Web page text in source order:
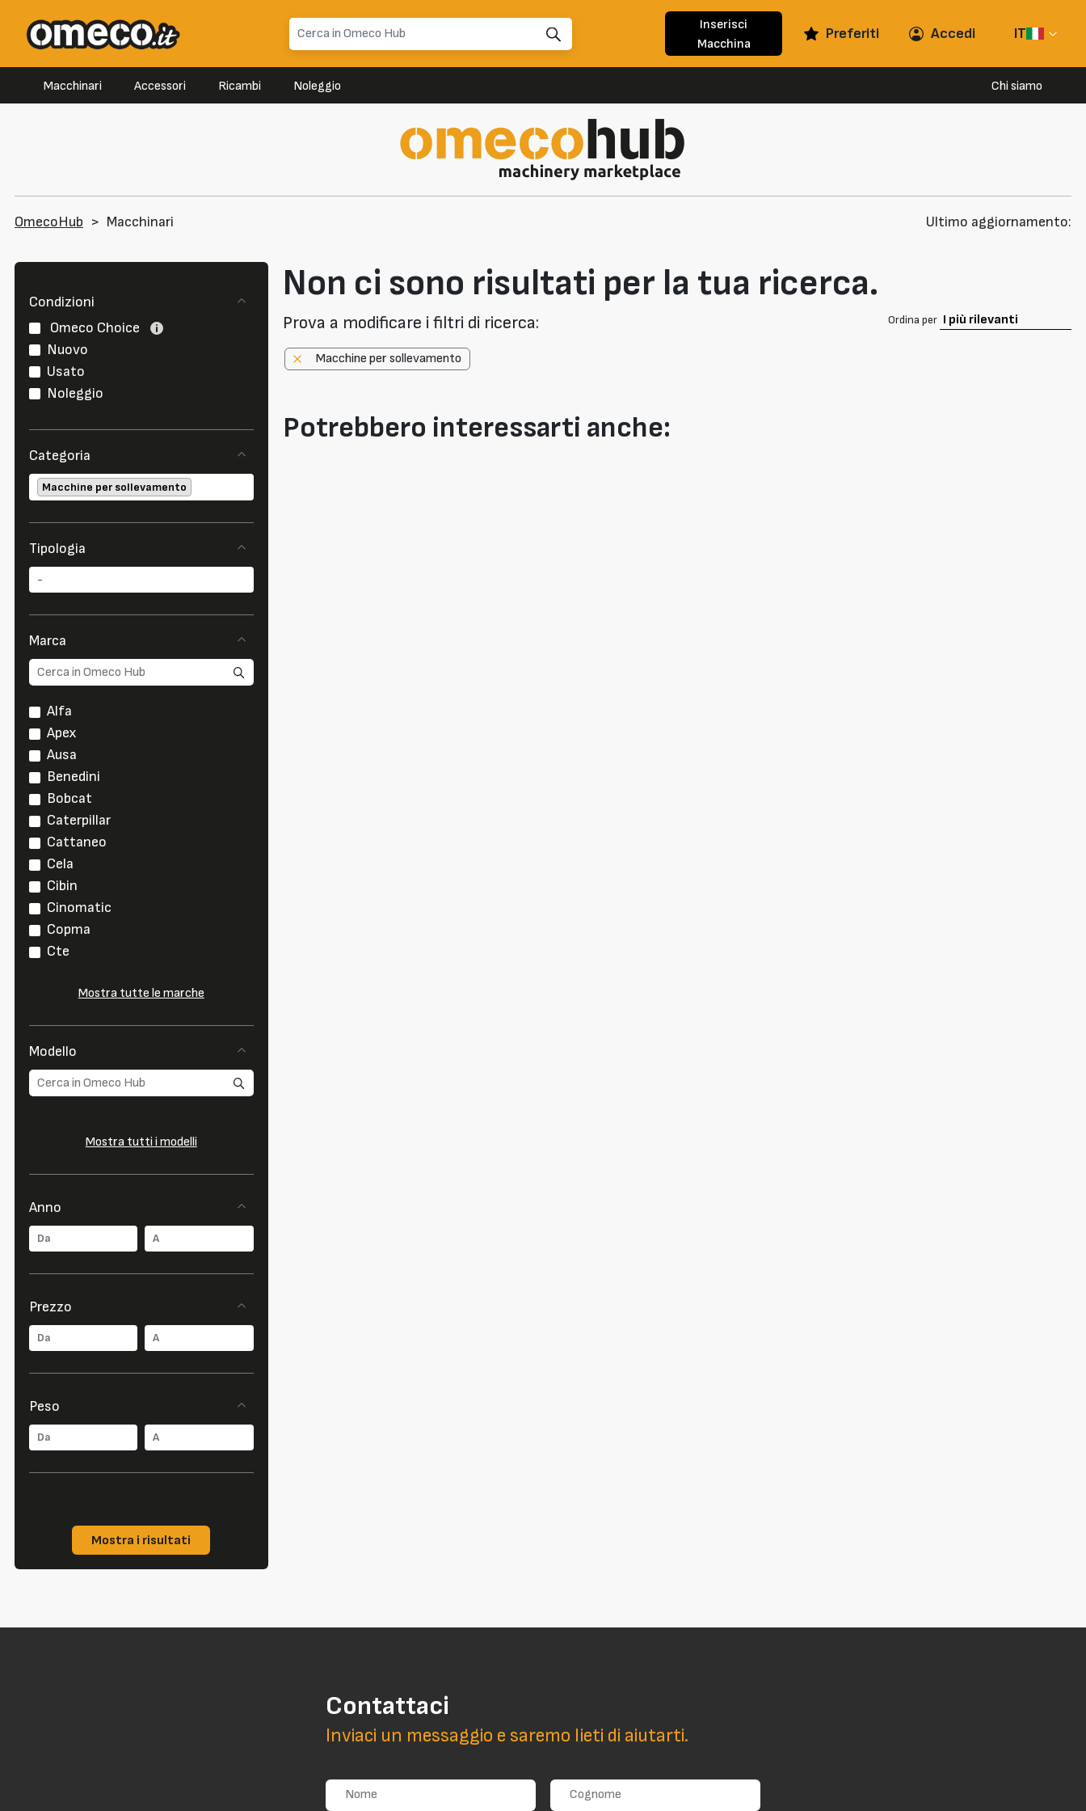
Inserisci
Macchina
Preferiti Accedi IT
Macchinari Accessori Ricambi Noleggio Chi siamo
OmecoHub > Macchinari Ultimo aggiornamento:
Condizioni
Omeco Choice
Nuovo
Usato
Noleggio
Categoria
Macchine per sollevamento
Tipologia
Marca
Alfa
Apex
Ausa
Benedini
Bobcat
Caterpillar
Cattaneo
Cela
Cibin
Cinomatic
Copma
Cte
Mostra tutte le marche
Modello
Mostra tutti i modelli
Anno
Prezzo
Peso
Mostra i risultati
Non ci sono risultati per la tua ricerca.
Prova a modificare i filtri di ricerca: Ordina per
Macchine per sollevamento
Potrebbero interessarti anche:
Contattaci
Inviaci un messaggio e saremo lieti di aiutarti.